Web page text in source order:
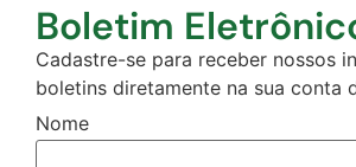
Boletim
Cadastre-se para receber nossos
boletins diretamente na sua conta
Nome